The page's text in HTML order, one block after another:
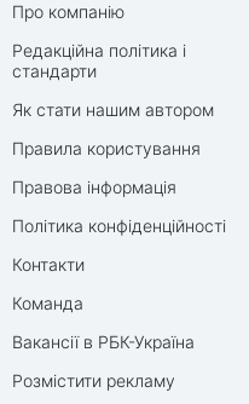
Про компанію
Редакційна політика і
стандарти
Як стати нашим автором
Правила користування
Правова інформація
Політика конфіденційності
Контакти
Команда
Вакансії в РБК-Україна
Розмістити рекламу